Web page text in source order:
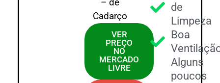
– de
Cadarço
VER
PREÇO
NO
MERCADO
LIVRE
de
Limpeza
Boa
Alguns
poucos